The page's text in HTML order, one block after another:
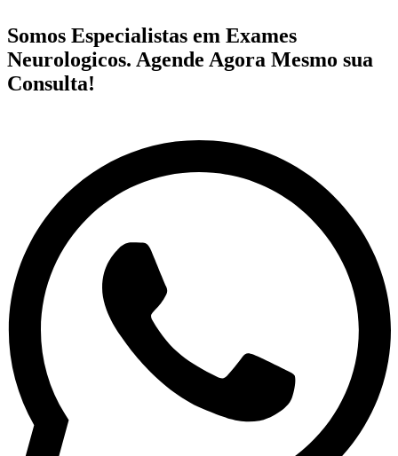
Somos Especialistas em Exames
Neurologicos. Agende Agora Mesmo sua
Consulta!